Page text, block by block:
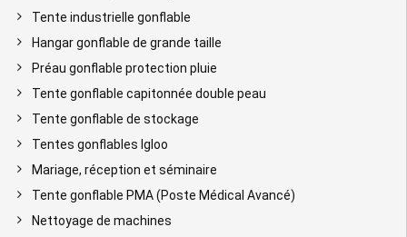
Tente industrielle gonflable
Hangar gonflable de grande taille
Préau gonflable protection pluie
Tente gonflable capitonnée double peau
Tente gonflable de stockage
Tentes gonflables Igloo
Mariage, réception et séminaire
Tente gonflable PMA (Poste Médical Avancé)
Nettoyage de machines